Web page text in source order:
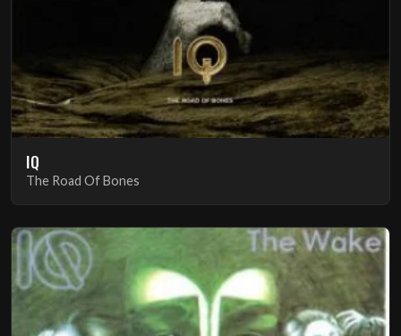
IQ
The Road Of Bones